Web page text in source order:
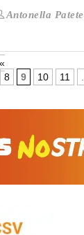
Antonella Patete
«
8 9 10 11